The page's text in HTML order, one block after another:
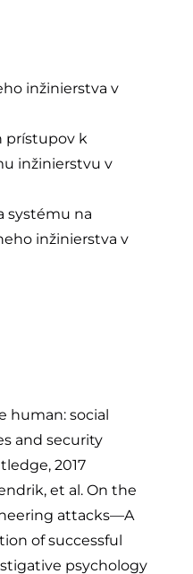
inžinierstva v
prístupov k
inžinierstvu v
systému na
inžinierstva v
human: social
and security
2017
et al. On the
attacks—A
of successful
psychology